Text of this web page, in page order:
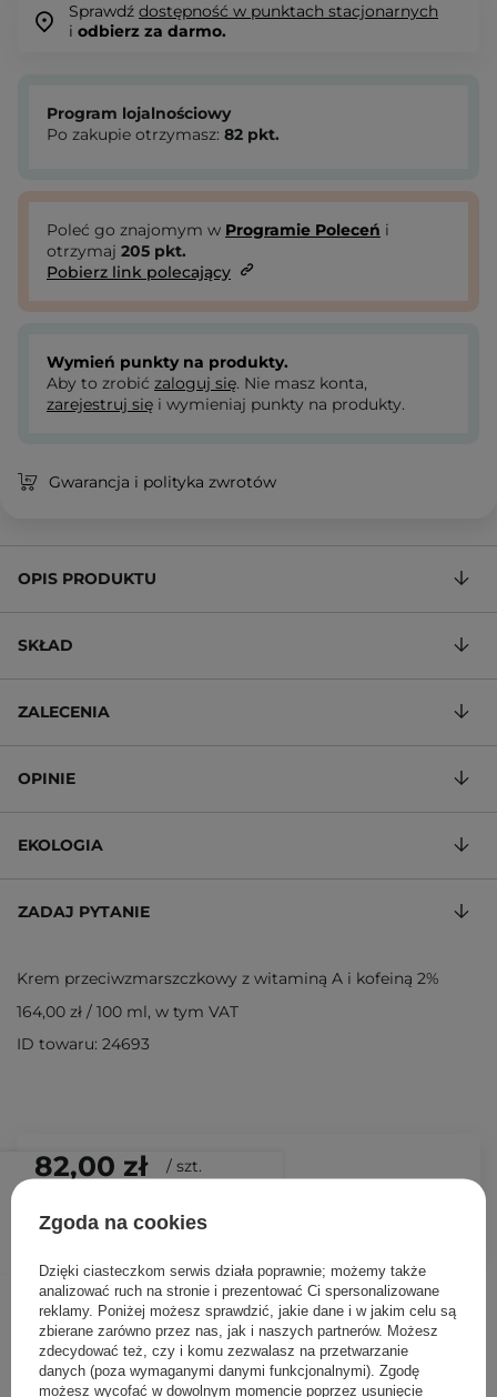
Sprawdź dostępność w punktach stacjonarnych
i odbierz za darmo.
82,00 zł / szt.
Program lojalnościowy
Po zakupie otrzymasz: 82 pkt.
Poleć go znajomym w Programie Poleceń i
otrzymaj 205 pkt.
Pobierz link polecający
Wymień punkty na produkty.
Aby to zrobić zaloguj się. Nie masz konta,
zarejestruj się i wymieniaj punkty na produkty.
Gwarancja i polityka zwrotów
OPIS PRODUKTU
SKŁAD
ZALECENIA
OPINIE
EKOLOGIA
ZADAJ PYTANIE
Krem przeciwzmarszczkowy z witaminą A i kofeiną 2%
164,00 zł / 100 ml, w tym VAT
ID towaru: 24693
Inni klienci sprawdzali również
Zgoda na cookies
Dzięki ciasteczkom serwis działa poprawnie; możemy także
analizować ruch na stronie i prezentować Ci spersonalizowane
reklamy. Poniżej możesz sprawdzić, jakie dane i w jakim celu są
zbierane zarówno przez nas, jak i naszych partnerów. Możesz
zdecydować też, czy i komu zezwalasz na przetwarzanie
danych (poza wymaganymi danymi funkcjonalnymi). Zgodę
możesz wycofać w dowolnym momencie poprzez usunięcie